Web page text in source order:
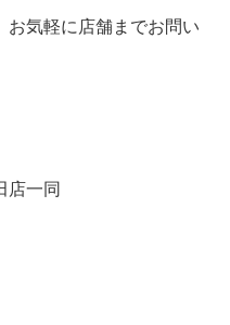
お気軽に店舗までお問い
一同